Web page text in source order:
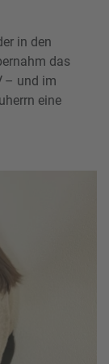
in den
das
– und im
eine